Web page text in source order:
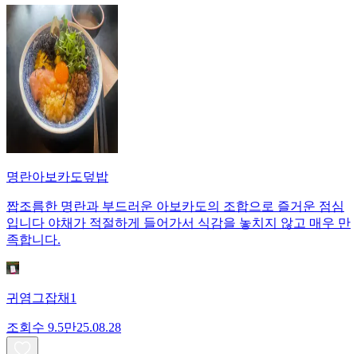
명란아보카도덮밥
짭조름한 명란과 부드러운 아보카도의 조합으로 즐거운 점심
입니다 야채가 적절하게 들어가서 식감을 놓치지 않고 매우 만
족합니다.
귀염그잡채1
조회수 9.5만25.08.28